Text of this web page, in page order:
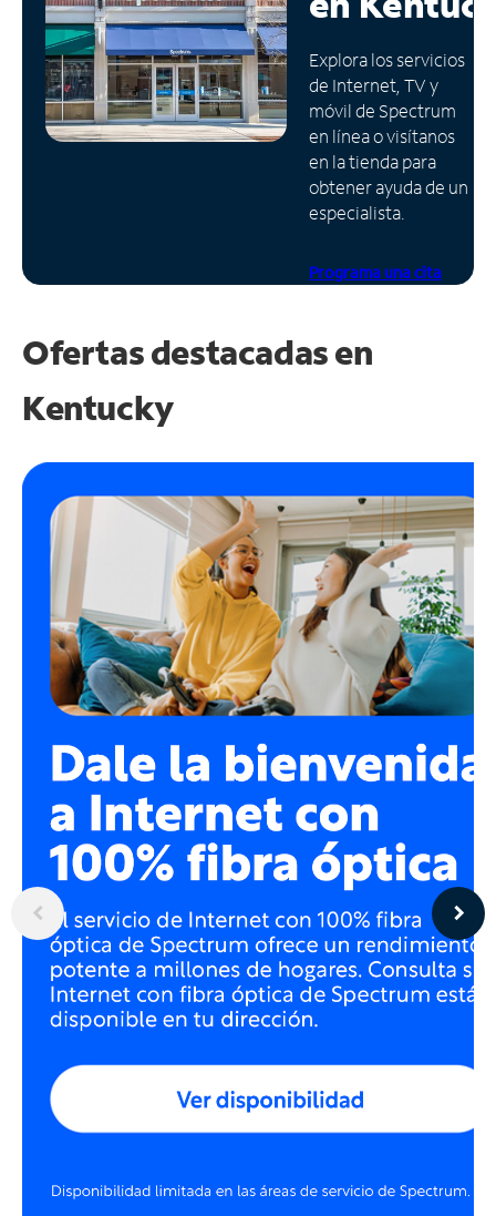
Administrar
cuenta
Encuentra
una
tienda
Explora los servicios
de Internet, TV y
móvil de Spectrum
en línea o visítanos
en la tienda para
obtener ayuda de un
especialista.
Programa una cita
Ofertas destacadas en
Kentucky